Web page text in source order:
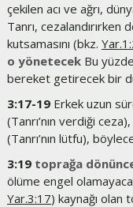
çekilen acı ve ağrı,
Tanrı,
kutsamasını (bkz.
o yönetecek Bu
bereket getirecek bir
3:17-19 Erkek uzun
(Tanrı’nın verdiği
(Tanrı’nın lütfu),
3:19 toprağa
ölüme engel
Yar.3:17) kaynağı olan